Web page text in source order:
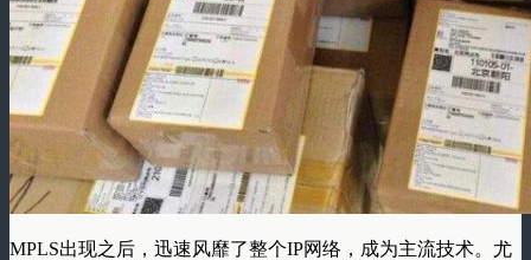
MPLS出现之后，迅速风靡了整个IP网络，成为主流技术。尤